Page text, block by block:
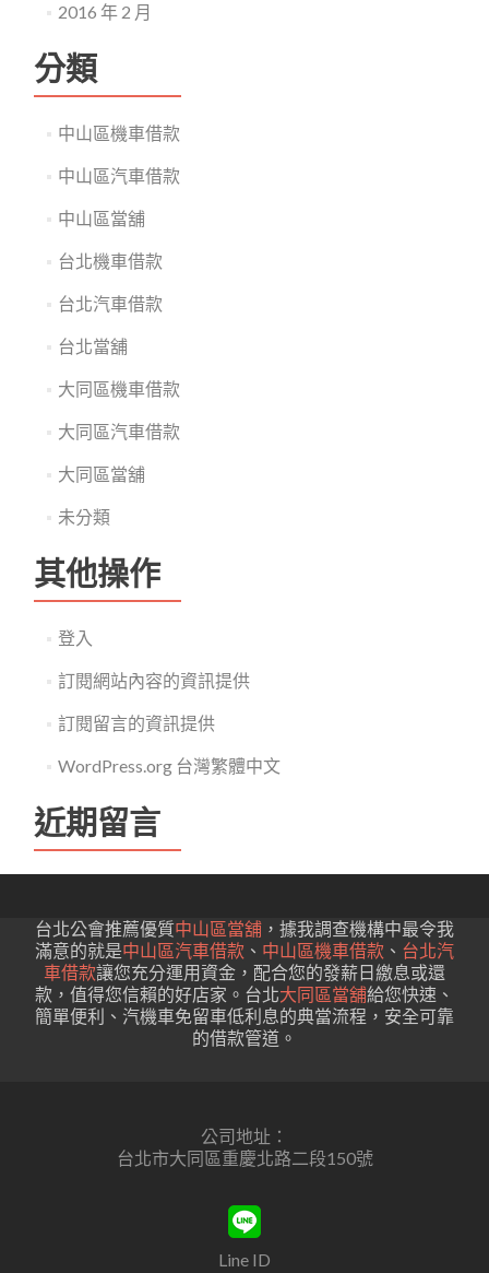
2016 年 2 月
分類
中山區機車借款
中山區汽車借款
中山區當舖
台北機車借款
台北汽車借款
台北當舖
大同區機車借款
大同區汽車借款
大同區當舖
未分類
其他操作
登入
訂閱網站內容的資訊提供
訂閱留言的資訊提供
WordPress.org 台灣繁體中文
近期留言
台北公會推薦優質中山區當舖 ，據我調查機構中最令我
滿意的就是中山區汽車借款 、 中山區機車借款 、 台北汽
車借款讓您充分運用資金，配合您的發薪日繳息或還
款，值得您信賴的好店家。台北大同區當舖給您快速、
簡單便利、汽機車免留車低利息的典當流程，安全可靠
的借款管道。
公司地址：
台北市大同區重慶北路二段150號
Line ID